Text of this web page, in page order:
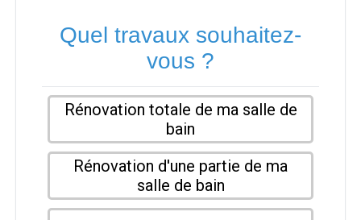
Quel travaux souhaitez-
vous ?
Rénovation totale de ma salle de
bain
Rénovation d'une partie de ma
salle de bain